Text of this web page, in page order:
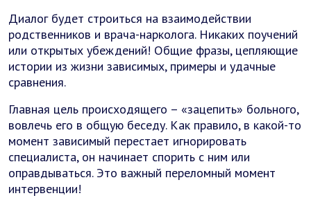
Диалог будет строиться на взаимодействии
родственников и врача-нарколога. Никаких поучений
или открытых убеждений! Общие фразы, цепляющие
истории из жизни зависимых, примеры и удачные
сравнения.
Главная цель происходящего – «зацепить» больного,
вовлечь его в общую беседу. Как правило, в какой-то
момент зависимый перестает игнорировать
специалиста, он начинает спорить с ним или
оправдываться. Это важный переломный момент
интервенции!